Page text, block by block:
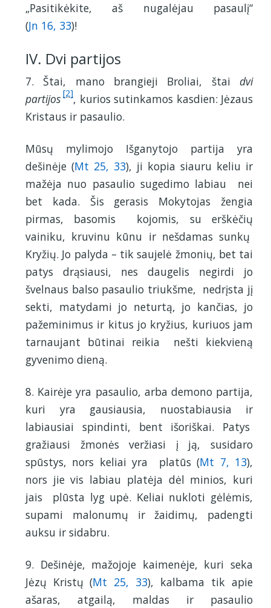
„Pasitikėkite, aš nugalėjau pasaulį“
(Jn 16, 33)!
IV. Dvi partijos
7. Štai, mano brangieji Broliai, štai dvi
partijos [2], kurios sutinkamos kasdien: Jėzaus
Kristaus ir pasaulio.
Mūsų mylimojo Išganytojo partija yra
dešinėje (Mt 25, 33), ji kopia siauru keliu ir
mažėja nuo pasaulio sugedimo labiau nei
bet kada. Šis gerasis Mokytojas žengia
pirmas, basomis kojomis, su erškėčių
vainiku, kruvinu kūnu ir nešdamas sunkų
Kryžių. Jo palyda – tik saujelė žmonių, bet tai
patys drąsiausi, nes daugelis negirdi jo
švelnaus balso pasaulio triukšme, nedrįsta jį
sekti, matydami jo neturtą, jo kančias, jo
pažeminimus ir kitus jo kryžius, kuriuos jam
tarnaujant būtinai reikia nešti kiekvieną
gyvenimo dieną.
8. Kairėje yra pasaulio, arba demono partija,
kuri yra gausiausia, nuostabiausia ir
labiausiai spindinti, bent išoriškai. Patys
gražiausi žmonės veržiasi į ją, susidaro
spūstys, nors keliai yra platūs (Mt 7, 13),
nors jie vis labiau platėja dėl minios, kuri
jais plūsta lyg upė. Keliai nukloti gėlėmis,
supami malonumų ir žaidimų, padengti
auksu ir sidabru.
9. Dešinėje, mažojoje kaimenėje, kuri seka
Jėzų Kristų (Mt 25, 33), kalbama tik apie
ašaras, atgailą, maldas ir pasaulio